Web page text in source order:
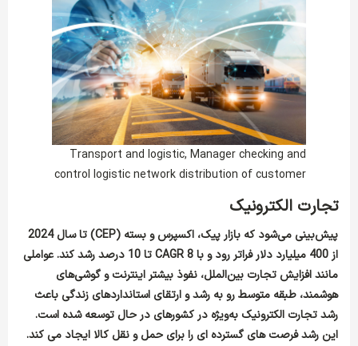
Transport and logistic, Manager checking and
control logistic network distribution of customer
تجارت الکترونیک
پیش‌بینی می‌شود که بازار پیک، اکسپرس و بسته (CEP
) تا سال 2024
از 400 میلیارد دلار فراتر رود و با
CAGR 8
تا 10 درصد رشد کند. عواملی
مانند افزایش تجارت بین‌الملل، نفوذ بیشتر اینترنت و گوشی‌های
هوشمند، طبقه متوسط رو به رشد و ارتقای استانداردهای زندگی باعث
رشد تجارت الکترونیک به‌ویژه در کشورهای در حال توسعه شده است.
این رشد فرصت های گسترده ای را برای حمل و نقل کالا ایجاد می کند.